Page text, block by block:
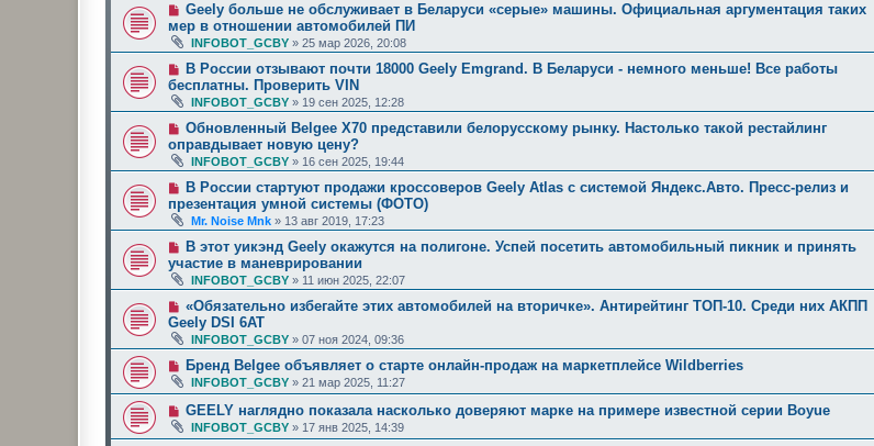
Geely больше не обслуживает в Беларуси «серые» машины. Официальная аргументация таких
мер в отношении автомобилей ПИ
INFOBOT_GCBY » 25 мар 2026, 20:08
В России отзывают почти 18000 Geely Emgrand. В Беларуси - немного меньше! Все работы
бесплатны. Проверить VIN
INFOBOT_GCBY » 19 сен 2025, 12:28
Обновленный Belgee X70 представили белорусскому рынку. Настолько такой рестайлинг
оправдывает новую цену?
INFOBOT_GCBY » 16 сен 2025, 19:44
В России стартуют продажи кроссоверов Geely Atlas с системой Яндекс.Авто. Пресс-релиз и
презентация умной системы (ФОТО)
Mr. Noise Mnk » 13 авг 2019, 17:23
В этот уикэнд Geely окажутся на полигоне. Успей посетить автомобильный пикник и принять
участие в маневрировании
INFOBOT_GCBY » 11 июн 2025, 22:07
«Обязательно избегайте этих автомобилей на вторичке». Антирейтинг ТОП-10. Среди них АКПП
Geely DSI 6AT
INFOBOT_GCBY » 07 ноя 2024, 09:36
Бренд Belgee объявляет о старте онлайн-продаж на маркетплейсе Wildberries
INFOBOT_GCBY » 21 мар 2025, 11:27
GEELY наглядно показала насколько доверяют марке на примере известной серии Boyue
INFOBOT_GCBY » 17 янв 2025, 14:39